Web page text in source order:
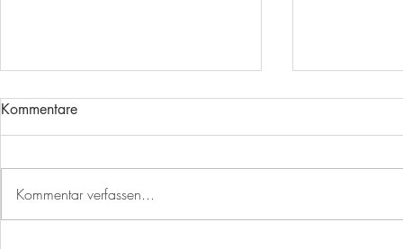
Kommentare
Kommentar verfassen...